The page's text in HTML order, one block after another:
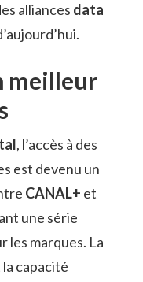
alliances data
meilleur
, l’accès à des
est devenu un
CANAL+ et
une série
les marques. La
capacité